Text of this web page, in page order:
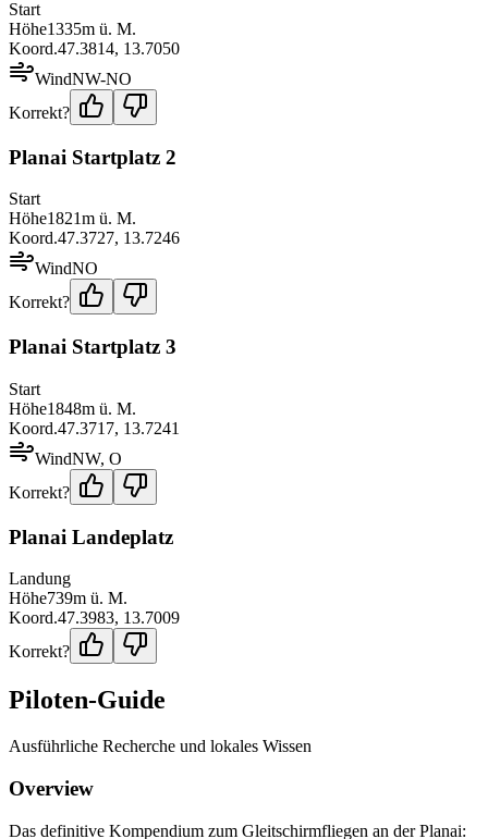
Start
Höhe1335m ü. M.
Koord.47.3814, 13.7050
WindNW-NO
Korrekt?
Planai Startplatz 2
Start
Höhe1821m ü. M.
Koord.47.3727, 13.7246
WindNO
Korrekt?
Planai Startplatz 3
Start
Höhe1848m ü. M.
Koord.47.3717, 13.7241
WindNW, O
Korrekt?
Planai Landeplatz
Landung
Höhe739m ü. M.
Koord.47.3983, 13.7009
Korrekt?
Piloten-Guide
Ausführliche Recherche und lokales Wissen
Overview
Das definitive Kompendium zum Gleitschirmfliegen an der Planai: